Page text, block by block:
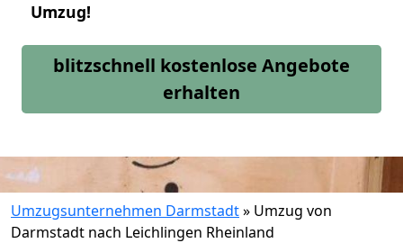
Umzug!
blitzschnell kostenlose Angebote
erhalten
Umzugsunternehmen Darmstadt» Umzug von
Darmstadt nach Leichlingen Rheinland